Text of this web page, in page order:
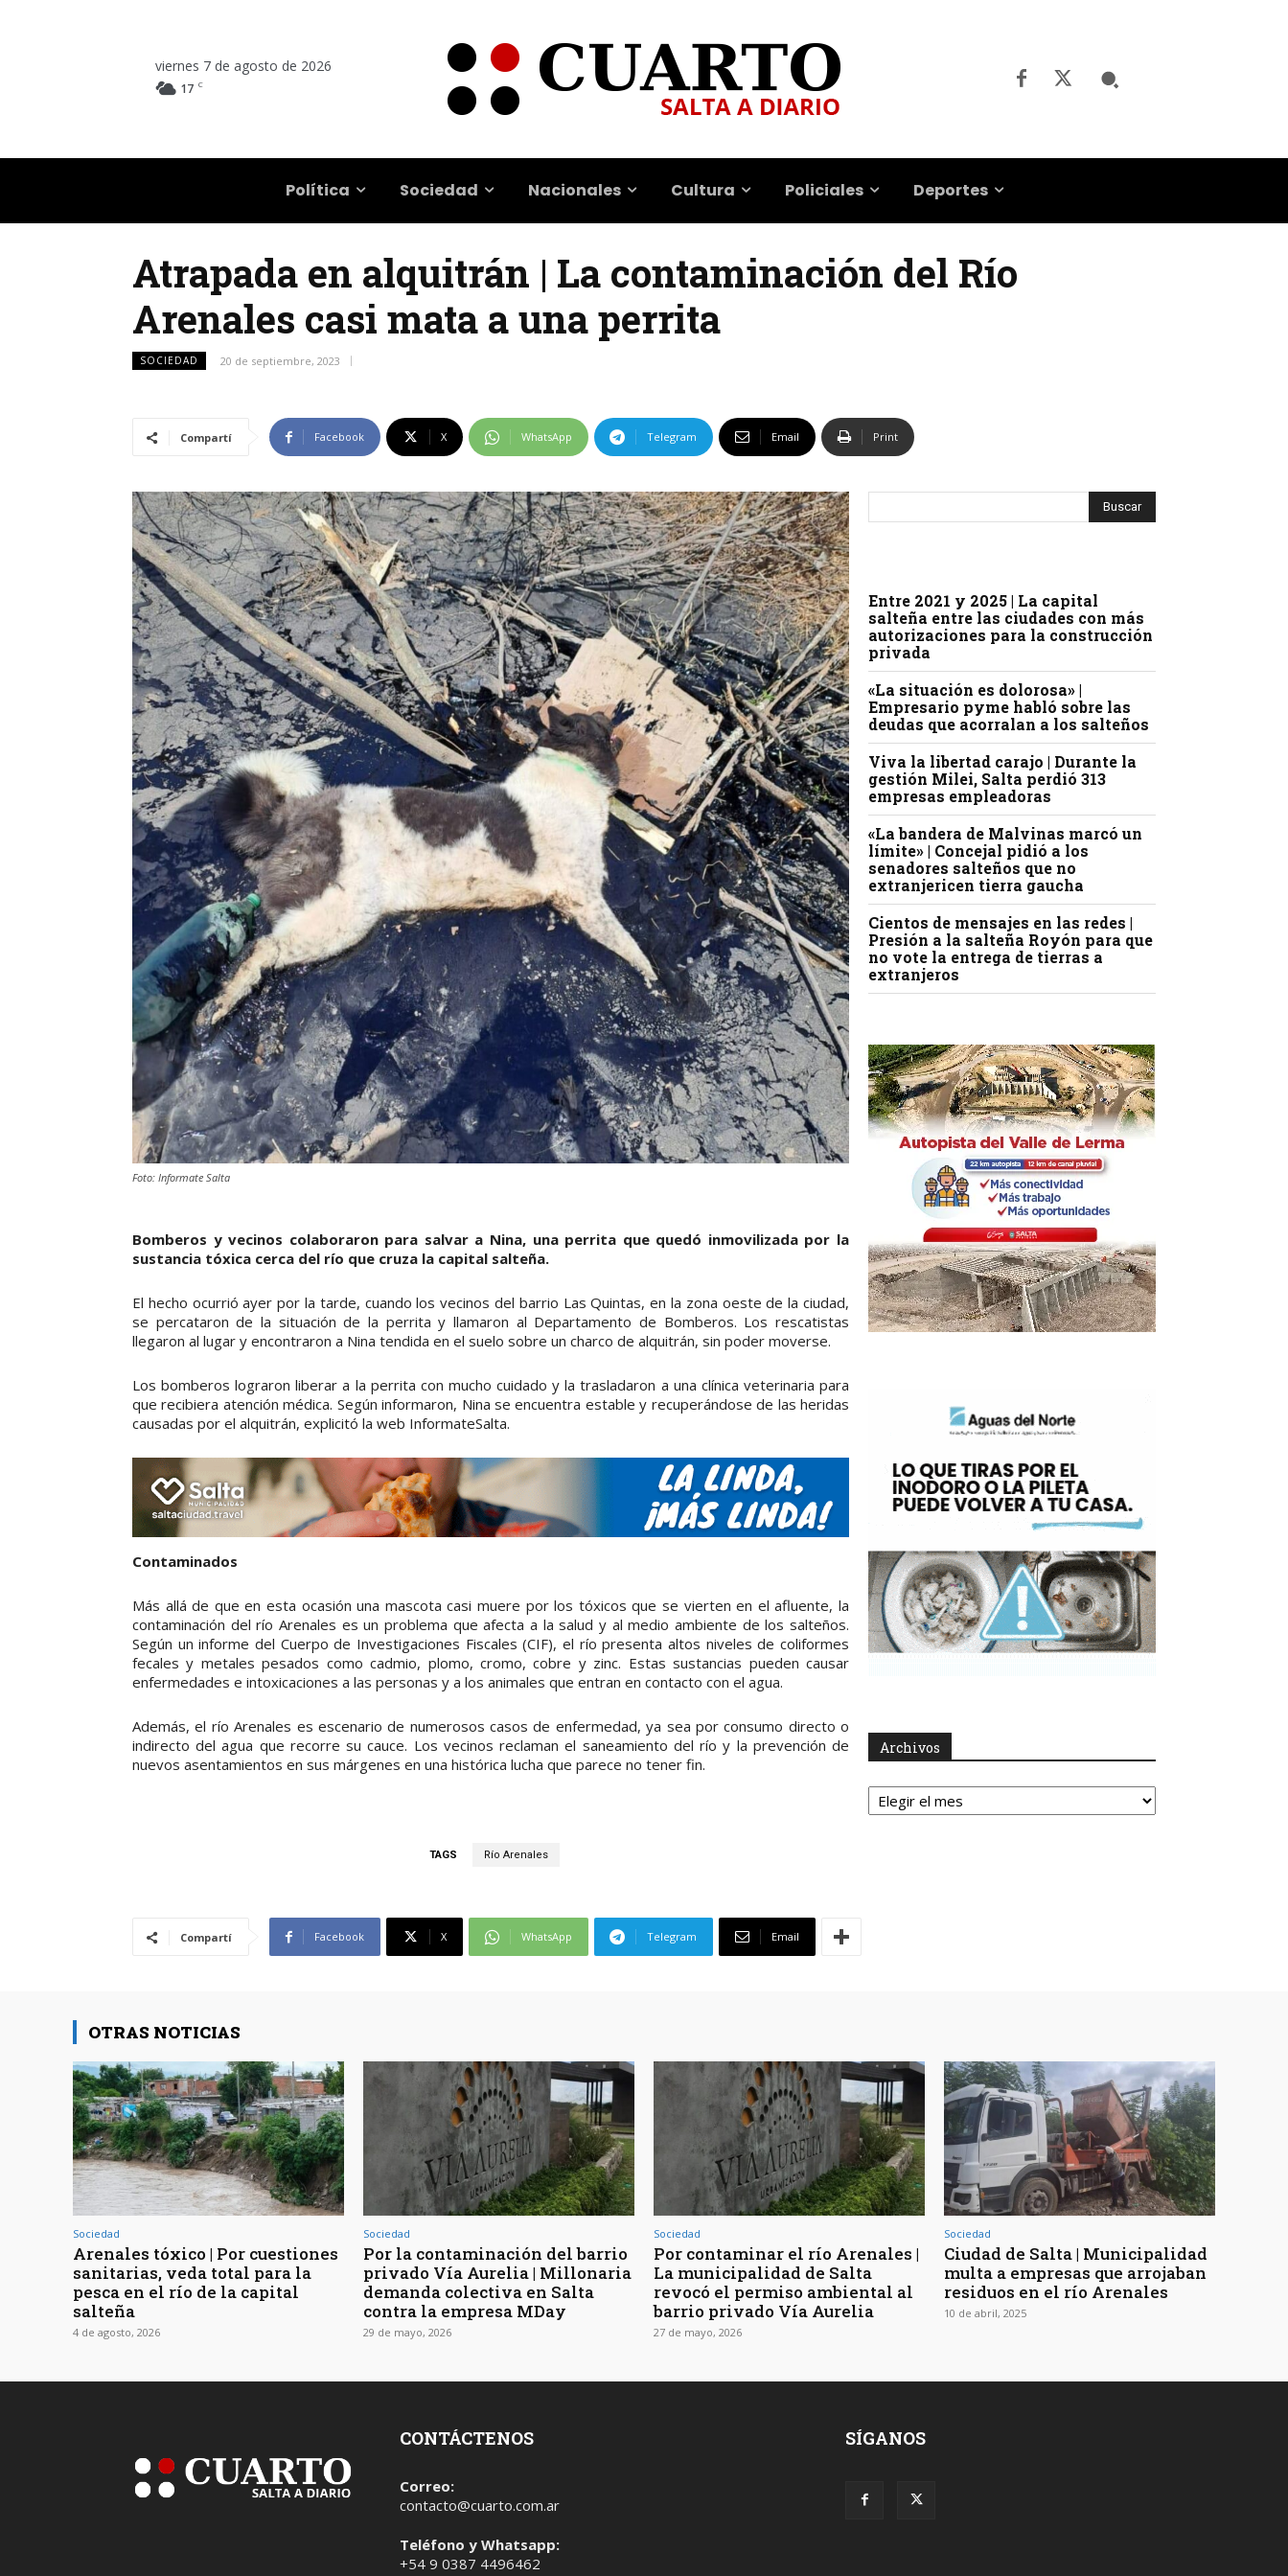
viernes 7 de agosto de 2026
17 C
Política Sociedad Nacionales Cultura Policiales Deportes
Atrapada en alquitrán | La contaminación del Río
Arenales casi mata a una perrita
SOCIEDAD 20 de septiembre, 2023
Compartí Facebook X WhatsApp Telegram Email Print
Foto: Informate Salta
Bomberos y vecinos colaboraron para salvar a Nina, una perrita que quedó inmovilizada por la
sustancia tóxica cerca del río que cruza la capital salteña.
El hecho ocurrió ayer por la tarde, cuando los vecinos del barrio Las Quintas, en la zona oeste de la ciudad,
se percataron de la situación de la perrita y llamaron al Departamento de Bomberos. Los rescatistas
llegaron al lugar y encontraron a Nina tendida en el suelo sobre un charco de alquitrán, sin poder moverse.
Los bomberos lograron liberar a la perrita con mucho cuidado y la trasladaron a una clínica veterinaria para
que recibiera atención médica. Según informaron, Nina se encuentra estable y recuperándose de las heridas
causadas por el alquitrán, explicitó la web InformateSalta.
Contaminados
Más allá de que en esta ocasión una mascota casi muere por los tóxicos que se vierten en el afluente, la
contaminación del río Arenales es un problema que afecta a la salud y al medio ambiente de los salteños.
Según un informe del Cuerpo de Investigaciones Fiscales (CIF), el río presenta altos niveles de coliformes
fecales y metales pesados como cadmio, plomo, cromo, cobre y zinc. Estas sustancias pueden causar
enfermedades e intoxicaciones a las personas y a los animales que entran en contacto con el agua.
Además, el río Arenales es escenario de numerosos casos de enfermedad, ya sea por consumo directo o
indirecto del agua que recorre su cauce. Los vecinos reclaman el saneamiento del río y la prevención de
nuevos asentamientos en sus márgenes en una histórica lucha que parece no tener fin.
TAGS Río Arenales
Compartí Facebook X WhatsApp Telegram Email
Entre 2021 y 2025 | La capital
salteña entre las ciudades con más
autorizaciones para la construcción
privada
«La situación es dolorosa» |
Empresario pyme habló sobre las
deudas que acorralan a los salteños
Viva la libertad carajo | Durante la
gestión Milei, Salta perdió 313
empresas empleadoras
«La bandera de Malvinas marcó un
límite» | Concejal pidió a los
senadores salteños que no
extranjericen tierra gaucha
Cientos de mensajes en las redes |
Presión a la salteña Royón para que
no vote la entrega de tierras a
extranjeros
Archivos
Archivos
OTRAS NOTICIAS
Sociedad
Arenales tóxico | Por cuestiones
sanitarias, veda total para la
pesca en el río de la capital
salteña
4 de agosto, 2026
Sociedad
Por la contaminación del barrio
privado Vía Aurelia | Millonaria
demanda colectiva en Salta
contra la empresa MDay
29 de mayo, 2026
Sociedad
Por contaminar el río Arenales |
La municipalidad de Salta
revocó el permiso ambiental al
barrio privado Vía Aurelia
27 de mayo, 2026
Sociedad
Ciudad de Salta | Municipalidad
multa a empresas que arrojaban
residuos en el río Arenales
10 de abril, 2025
CONTÁCTENOS
Correo:
contacto@cuarto.com.ar
Teléfono y Whatsapp:
+54 9 0387 4496462
SÍGANOS